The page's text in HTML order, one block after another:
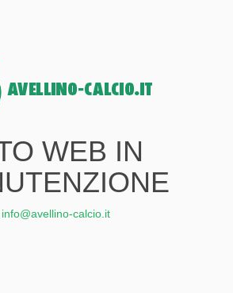
WEB IN
info@avellino-calcio.it